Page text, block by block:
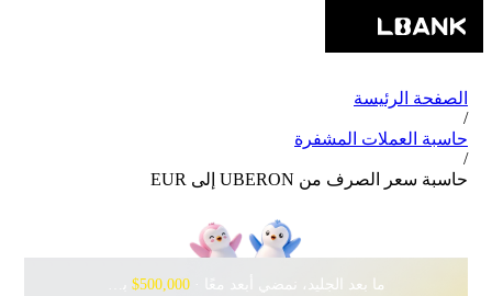
الصفحة الرئيسة
/
حاسبة العملات المشفرة
/
حاسبة سعر الصرف من UBERON إلى EUR
ما بعد الجليد، نمضي أبعد معًا · ‎ $500,000بانتظارك مع Pudgy Penguins